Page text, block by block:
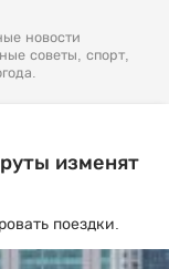
новости
советы, спорт,
изменят
поездки.